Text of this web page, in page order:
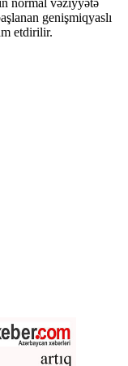
genişmiqyaslı
etdirilir.